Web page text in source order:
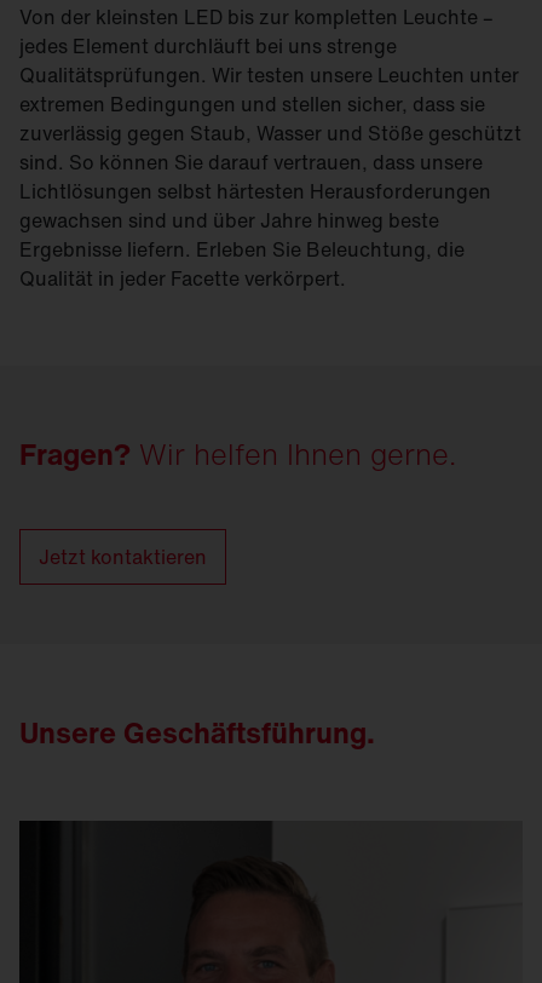
Von der kleinsten LED bis zur kompletten Leuchte –
jedes Element durchläuft bei uns strenge
Qualitätsprüfungen. Wir testen unsere Leuchten unter
extremen Bedingungen und stellen sicher, dass sie
zuverlässig gegen Staub, Wasser und Stöße geschützt
sind. So können Sie darauf vertrauen, dass unsere
Lichtlösungen selbst härtesten Herausforderungen
gewachsen sind und über Jahre hinweg beste
Ergebnisse liefern. Erleben Sie Beleuchtung, die
Qualität in jeder Facette verkörpert.
Fragen? Wir helfen Ihnen gerne.
Jetzt kontaktieren
Unsere Geschäftsführung.